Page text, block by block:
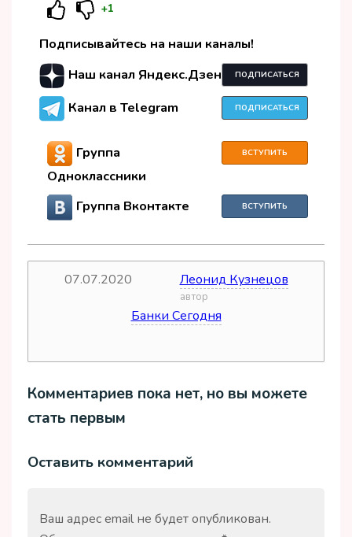
+1
Подписывайтесь на наши каналы!
Наш канал Яндекс.Дзен
ПОДПИСАТЬСЯ
Канал в Telegram ПОДПИСАТЬСЯ
Группа
Одноклассники
ВСТУПИТЬ
Группа Вконтакте ВСТУПИТЬ
07.07.2020
автор
Леонид Кузнецов
Банки Сегодня
Комментариев пока нет, но вы можете
стать первым
Оставить комментарий
Ваш адрес email не будет опубликован.